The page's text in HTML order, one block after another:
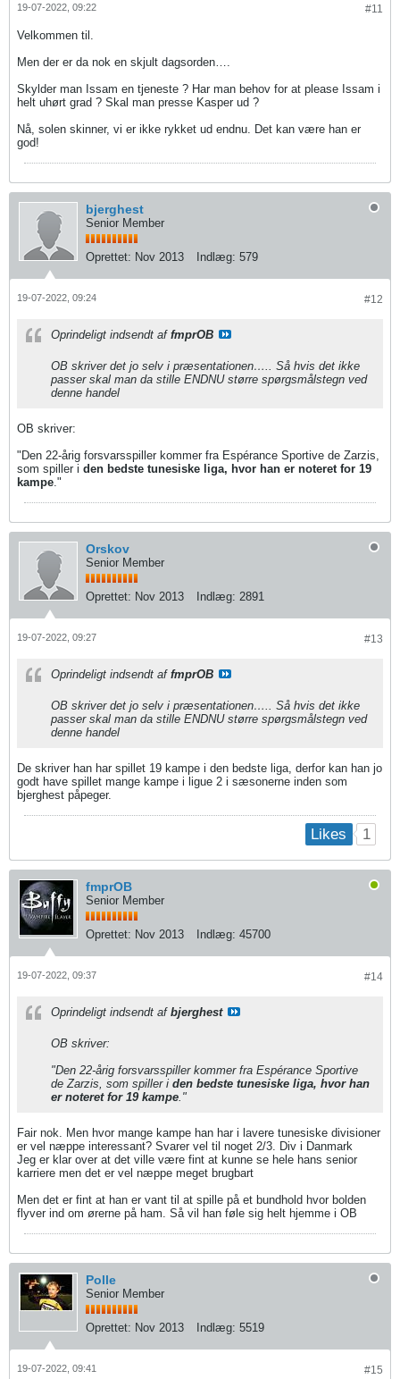
#11
19-07-2022, 09:22
Velkommen til.
Men der er da nok en skjult dagsorden….
Skylder man Issam en tjeneste ? Har man behov for at please Issam i
helt uhørt grad ? Skal man presse Kasper ud ?
Nå, solen skinner, vi er ikke rykket ud endnu. Det kan være han er
god!
bjerghest
Senior Member
Oprettet: Nov 2013 Indlæg: 579
#12
19-07-2022, 09:24
Oprindeligt indsendt af fmprOB
OB skriver det jo selv i præsentationen….. Så hvis det ikke
passer skal man da stille ENDNU større spørgsmålstegn ved
denne handel
OB skriver:
"Den 22-årig forsvarsspiller kommer fra Espérance Sportive de Zarzis,
som spiller i den bedste tunesiske liga, hvor han er noteret for 19
kampe ."
Orskov
Senior Member
Oprettet: Nov 2013 Indlæg: 2891
#13
19-07-2022, 09:27
Oprindeligt indsendt af fmprOB
OB skriver det jo selv i præsentationen….. Så hvis det ikke
passer skal man da stille ENDNU større spørgsmålstegn ved
denne handel
De skriver han har spillet 19 kampe i den bedste liga, derfor kan han jo
godt have spillet mange kampe i ligue 2 i sæsonerne inden som
bjerghest påpeger.
Likes 1
fmprOB
Senior Member
Oprettet: Nov 2013 Indlæg: 45700
#14
19-07-2022, 09:37
Oprindeligt indsendt af bjerghest
OB skriver:
"Den 22-årig forsvarsspiller kommer fra Espérance Sportive
de Zarzis, som spiller i den bedste tunesiske liga, hvor han
er noteret for 19 kampe."
Fair nok. Men hvor mange kampe han har i lavere tunesiske divisioner
er vel næppe interessant? Svarer vel til noget 2/3. Div i Danmark
Jeg er klar over at det ville være fint at kunne se hele hans senior
karriere men det er vel næppe meget brugbart
Men det er fint at han er vant til at spille på et bundhold hvor bolden
flyver ind om ørerne på ham. Så vil han føle sig helt hjemme i OB
Polle
Senior Member
Oprettet: Nov 2013 Indlæg: 5519
#15
19-07-2022, 09:41